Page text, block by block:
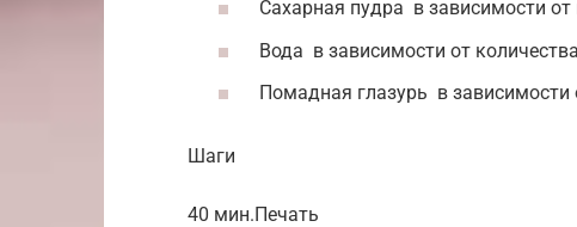
Сахарная пудра в зависимости от
Вода в зависимости от количества
Помадная глазурь в зависимости
Шаги
40 мин.Печать